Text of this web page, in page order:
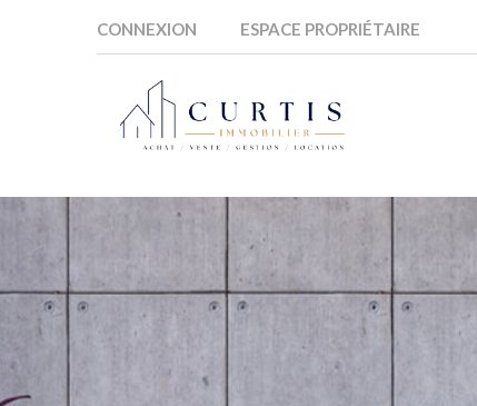
CONNEXION ESPACE PROPRIÉTAIRE